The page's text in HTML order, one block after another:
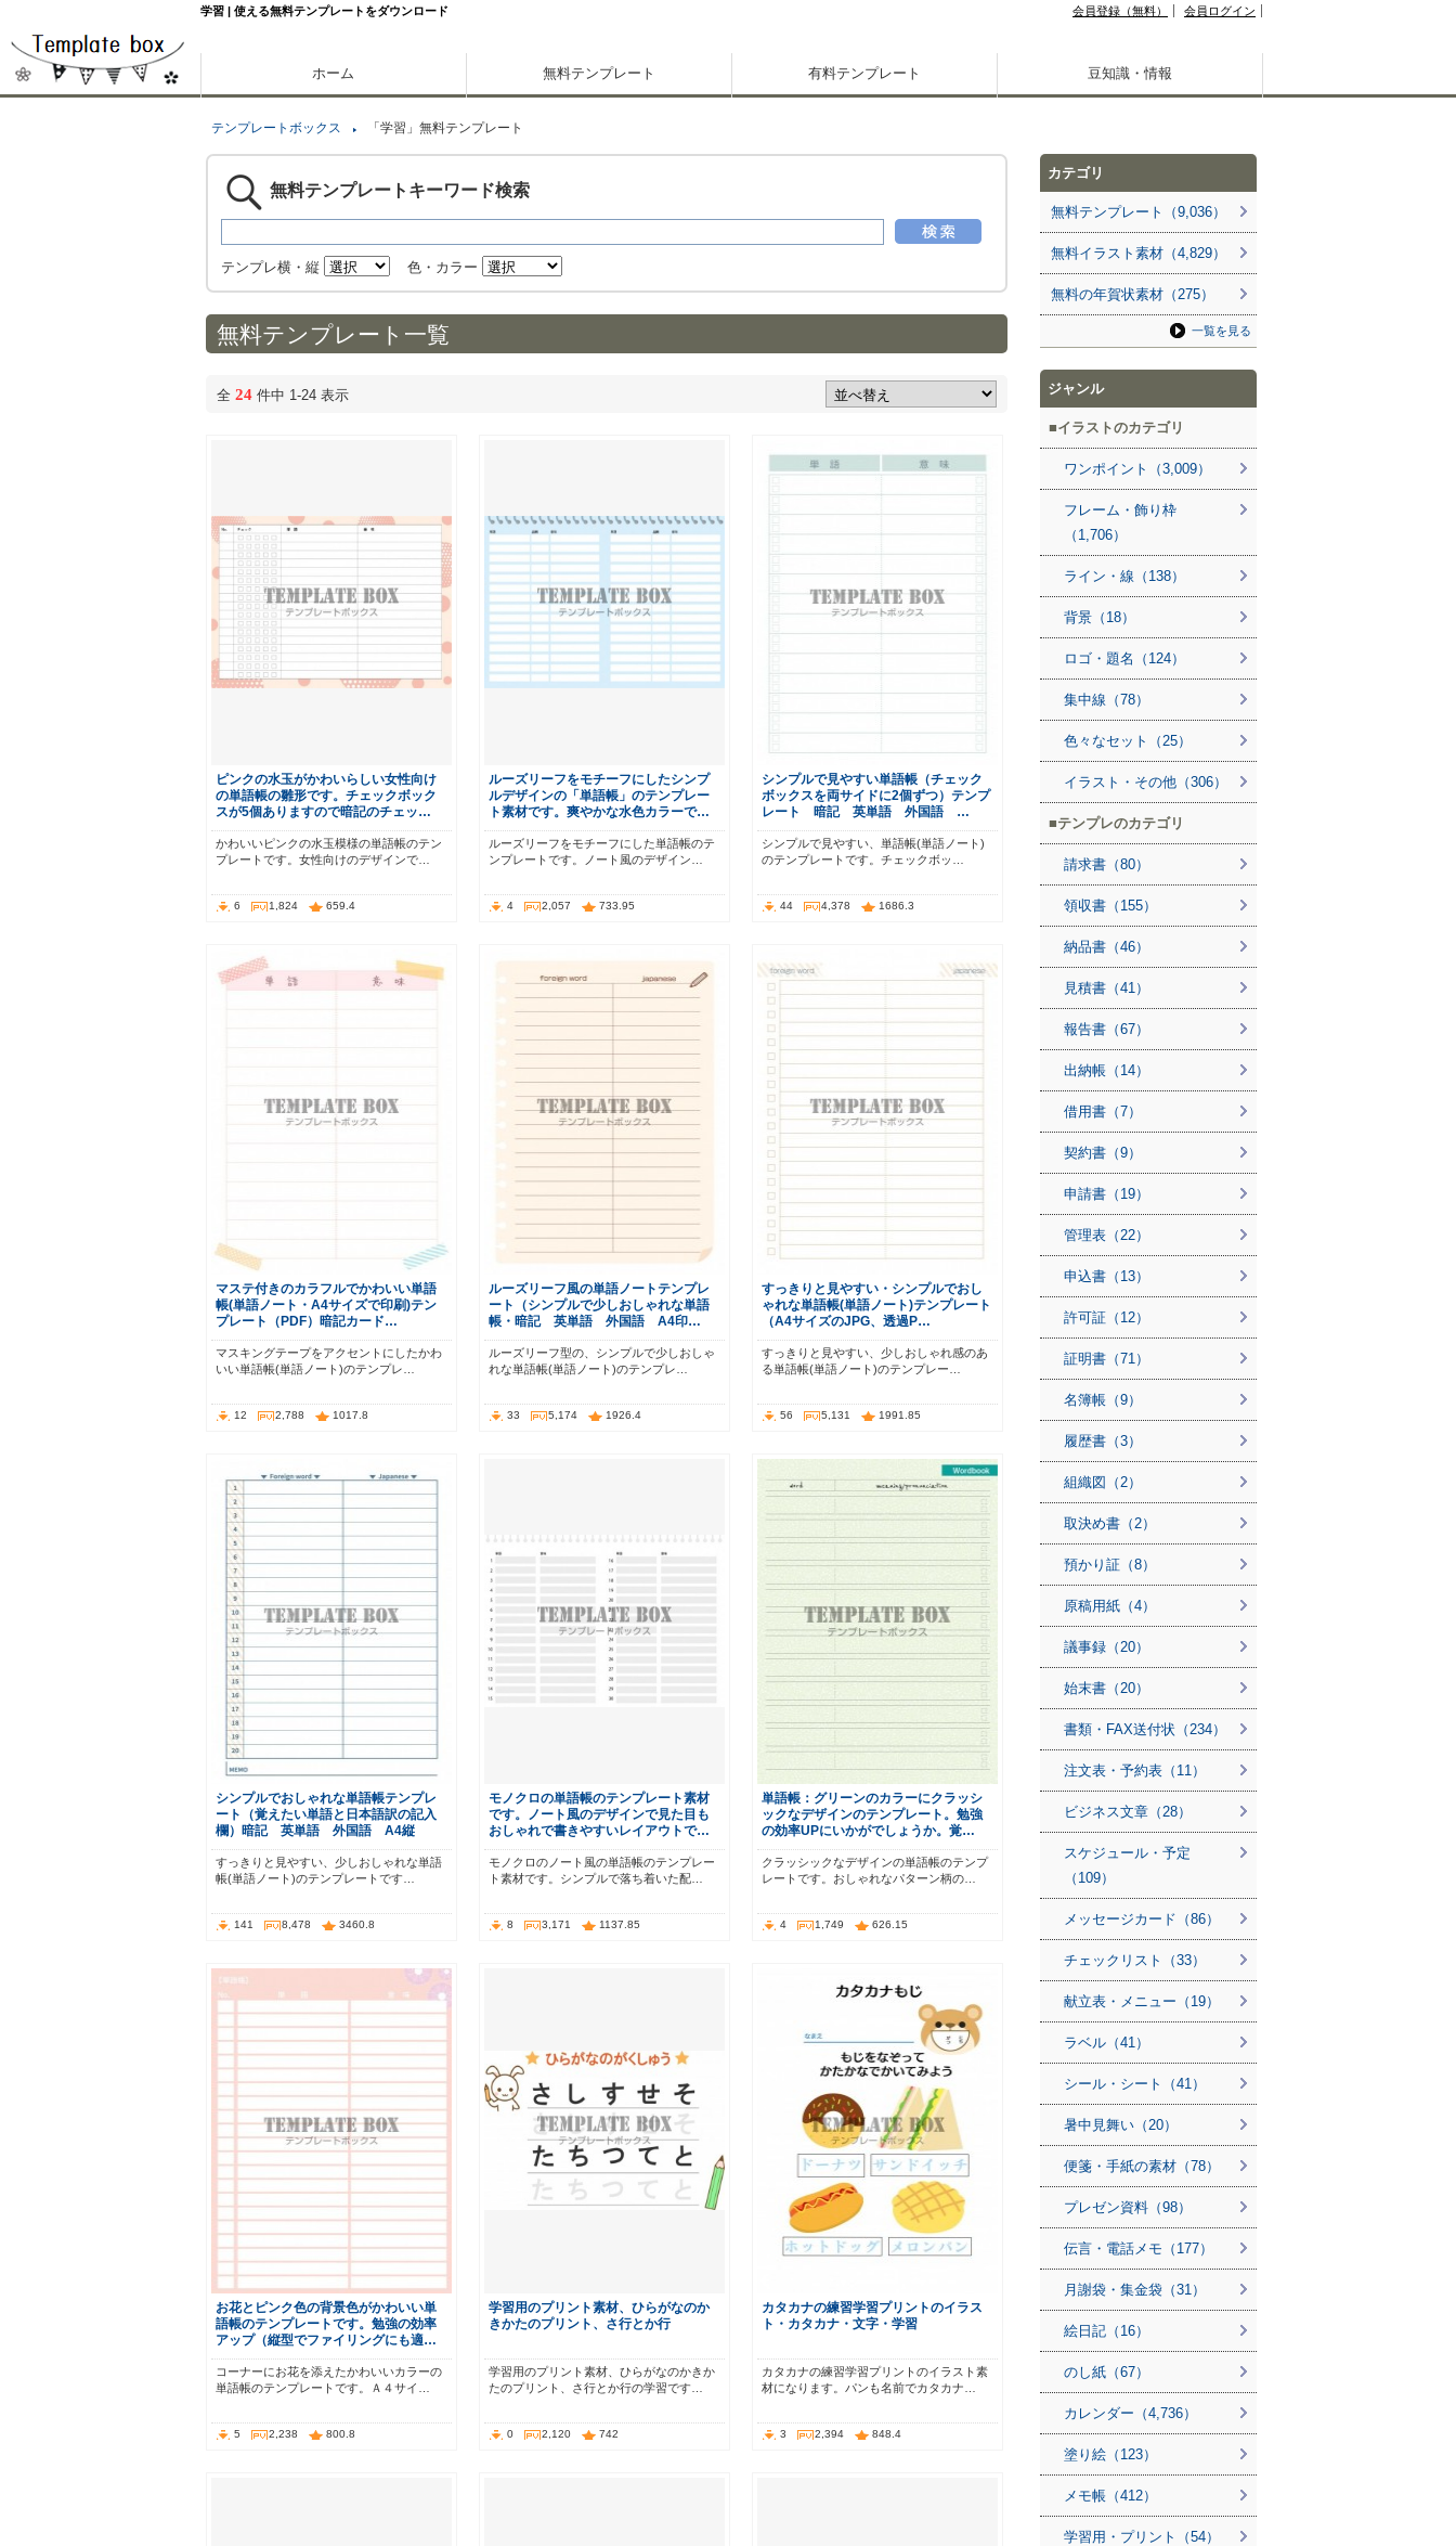
学習 | 使える無料テンプレートをダウンロード 会員登録（無料） 会員ログイン
ホーム 無料テンプレート 有料テンプレート 豆知識・情報
テンプレートボックス 「学習」無料テンプレート
無料テンプレートキーワード検索
テンプレ横・縦 色・カラー
無料テンプレート一覧
全 24 件中 1-24 表示
ピンクの水玉がかわいらしい女性向け
の単語帳の雛形です。チェックボック
スが5個ありますので暗記のチェッ…
かわいいピンクの水玉模様の単語帳のテン
プレートです。女性向けのデザインで…
6 1,824 659.4
ルーズリーフをモチーフにしたシンプ
ルデザインの「単語帳」のテンプレー
ト素材です。爽やかな水色カラーで…
ルーズリーフをモチーフにした単語帳のテ
ンプレートです。ノート風のデザイン…
4 2,057 733.95
シンプルで見やすい単語帳（チェック
ボックスを両サイドに2個ずつ）テンプ
レート 暗記 英単語 外国語 …
シンプルで見やすい、単語帳(単語ノート)
のテンプレートです。チェックボッ…
44 4,378 1686.3
マステ付きのカラフルでかわいい単語
帳(単語ノート・A4サイズで印刷)テン
プレート（PDF）暗記カード…
マスキングテープをアクセントにしたかわ
いい単語帳(単語ノート)のテンプレ…
12 2,788 1017.8
ルーズリーフ風の単語ノートテンプレ
ート（シンプルで少しおしゃれな単語
帳・暗記 英単語 外国語 A4印…
ルーズリーフ型の、シンプルで少しおしゃ
れな単語帳(単語ノート)のテンプレ…
33 5,174 1926.4
すっきりと見やすい・シンプルでおし
ゃれな単語帳(単語ノート)テンプレート
（A4サイズのJPG、透過P…
すっきりと見やすい、少しおしゃれ感のあ
る単語帳(単語ノート)のテンプレー…
56 5,131 1991.85
シンプルでおしゃれな単語帳テンプレ
ート（覚えたい単語と日本語訳の記入
欄）暗記 英単語 外国語 A4縦
すっきりと見やすい、少しおしゃれな単語
帳(単語ノート)のテンプレートです…
141 8,478 3460.8
モノクロの単語帳のテンプレート素材
です。ノート風のデザインで見た目も
おしゃれで書きやすいレイアウトで…
モノクロのノート風の単語帳のテンプレー
ト素材です。シンプルで落ち着いた配…
8 3,171 1137.85
単語帳：グリーンのカラーにクラッシ
ックなデザインのテンプレート。勉強
の効率UPにいかがでしょうか。覚…
クラッシックなデザインの単語帳のテンプ
レートです。おしゃれなパターン柄の…
4 1,749 626.15
お花とピンク色の背景色がかわいい単
語帳のテンプレートです。勉強の効率
アップ（縦型でファイリングにも適…
コーナーにお花を添えたかわいいカラーの
単語帳のテンプレートです。Ａ４サイ…
5 2,238 800.8
学習用のプリント素材、ひらがなのか
きかたのプリント、さ行とか行
学習用のプリント素材、ひらがなのかきか
たのプリント、さ行とか行の学習です…
0 2,120 742
カタカナの練習学習プリントのイラス
ト・カタカナ・文字・学習
カタカナの練習学習プリントのイラスト素
材になります。パンも名前でカタカナ…
3 2,394 848.4
カテゴリ
無料テンプレート（9,036）
無料イラスト素材（4,829）
無料の年賀状素材（275）
一覧を見る
ジャンル
イラストのカテゴリ
ワンポイント（3,009）
フレーム・飾り枠
（1,706）
ライン・線（138）
背景（18）
ロゴ・題名（124）
集中線（78）
色々なセット（25）
イラスト・その他（306）
テンプレのカテゴリ
請求書（80）
領収書（155）
納品書（46）
見積書（41）
報告書（67）
出納帳（14）
借用書（7）
契約書（9）
申請書（19）
管理表（22）
申込書（13）
許可証（12）
証明書（71）
名簿帳（9）
履歴書（3）
組織図（2）
取決め書（2）
預かり証（8）
原稿用紙（4）
議事録（20）
始末書（20）
書類・FAX送付状（234）
注文表・予約表（11）
ビジネス文章（28）
スケジュール・予定
（109）
メッセージカード（86）
チェックリスト（33）
献立表・メニュー（19）
ラベル（41）
シール・シート（41）
暑中見舞い（20）
便箋・手紙の素材（78）
プレゼン資料（98）
伝言・電話メモ（177）
月謝袋・集金袋（31）
絵日記（16）
のし紙（67）
カレンダー（4,736）
塗り絵（123）
メモ帳（412）
学習用・プリント（54）